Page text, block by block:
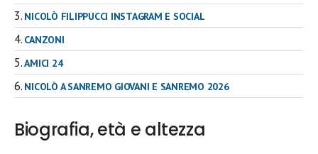
NICOLÒ FILIPPUCCI INSTAGRAM E SOCIAL
CANZONI
AMICI 24
NICOLÒ A SANREMO GIOVANI E SANREMO 2026
Biografia, età e altezza